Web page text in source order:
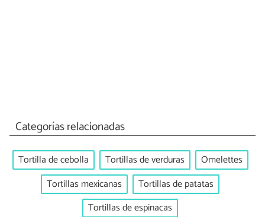
Categorías relacionadas
Tortilla de cebolla Tortillas de verduras
Omelettes
Tortillas mexicanas
Tortillas de patatas
Tortillas de espinacas